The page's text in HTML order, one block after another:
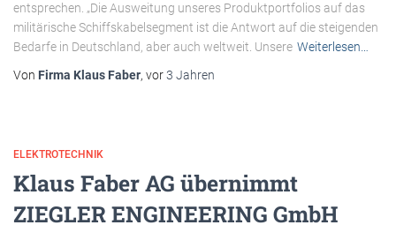
entsprechen. „Die Ausweitung unseres Produktportfolios auf das
militärische Schiffskabelsegment ist die Antwort auf die steigenden
Bedarfe in Deutschland, aber auch weltweit. Unsere Weiterlesen…
Von Firma Klaus Faber, vor3 Jahren
ELEKTROTECHNIK
Klaus Faber AG übernimmt
ZIEGLER ENGINEERING GmbH